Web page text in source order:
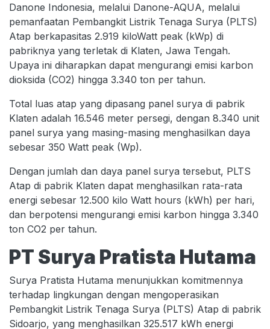
Danone Indonesia, melalui Danone-AQUA, melalui
pemanfaatan Pembangkit Listrik Tenaga Surya (PLTS)
Atap berkapasitas 2.919 kiloWatt peak (kWp) di
pabriknya yang terletak di Klaten, Jawa Tengah.
Upaya ini diharapkan dapat mengurangi emisi karbon
dioksida (CO2) hingga 3.340 ton per tahun.
Total luas atap yang dipasang panel surya di pabrik
Klaten adalah 16.546 meter persegi, dengan 8.340 unit
panel surya yang masing-masing menghasilkan daya
sebesar 350 Watt peak (Wp).
Dengan jumlah dan daya panel surya tersebut, PLTS
Atap di pabrik Klaten dapat menghasilkan rata-rata
energi sebesar 12.500 kilo Watt hours (kWh) per hari,
dan berpotensi mengurangi emisi karbon hingga 3.340
ton CO2 per tahun.
PT Surya Pratista Hutama
Surya Pratista Hutama menunjukkan komitmennya
terhadap lingkungan dengan mengoperasikan
Pembangkit Listrik Tenaga Surya (PLTS) Atap di pabrik
Sidoarjo, yang menghasilkan 325.517 kWh energi